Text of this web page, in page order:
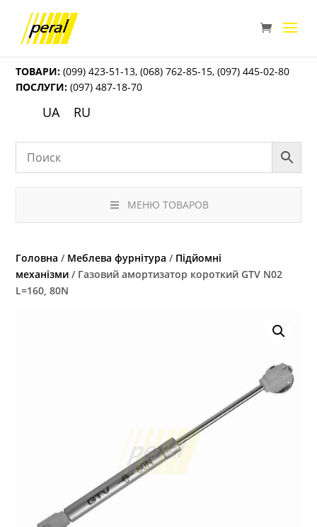
ТОВАРИ: (099) 423-51-13,(068) 762-85-15,(097) 445-02-80
ПОСЛУГИ: (097) 487-18-70
UA RU
МЕНЮ ТОВАРОВ
Головна / Меблева фурнітура / Підйомні
механізми / Газовий амортизатор короткий GTV N02
L=160, 80N